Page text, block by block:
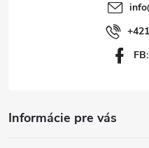
info
Informácie pre vás